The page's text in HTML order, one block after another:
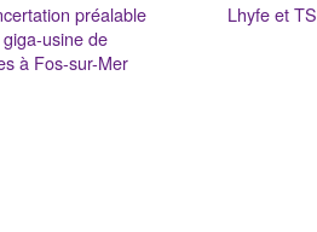
préalable
usine de
à Fos-sur-Mer
Lhyfe et